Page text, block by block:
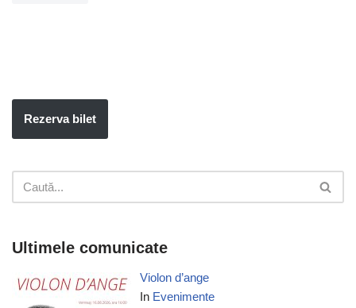
Rezerva bilet
Ultimele comunicate
Violon d’ange
In Evenimente